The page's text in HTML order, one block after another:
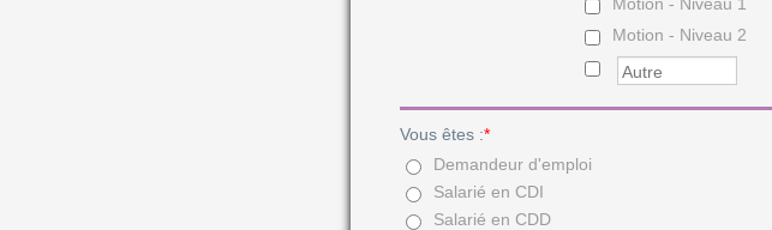
Motion - Niveau 2
Vous êtes :*
Demandeur d'emploi
Salarié en CDI
Salarié en CDD